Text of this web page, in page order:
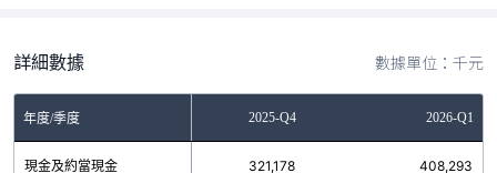
詳細數據 數據單位：千元
年度/季度2025-Q3 2025-Q4 2026-Q1
現金及約當現金
421,931 321,178 408,293